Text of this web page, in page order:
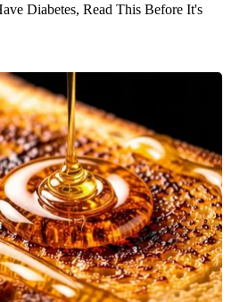
Diabetes, Read This Before It's